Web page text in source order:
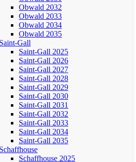
Obwald 2032
Obwald 2033
Obwald 2034
Obwald 2035
Saint-Gall
Saint-Gall 2025
Saint-Gall 2026
Saint-Gall 2027
Saint-Gall 2028
Saint-Gall 2029
Saint-Gall 2030
Saint-Gall 2031
Saint-Gall 2032
Saint-Gall 2033
Saint-Gall 2034
Saint-Gall 2035
Schaffhouse
Schaffhouse 2025